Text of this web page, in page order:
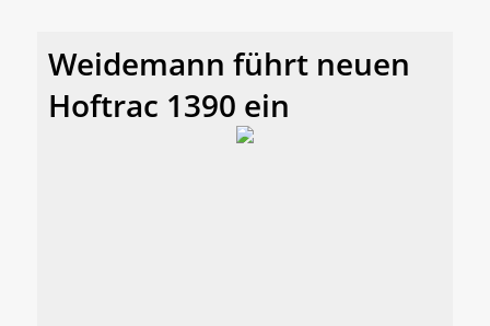
Weidemann führt neuen
Hoftrac 1390 ein